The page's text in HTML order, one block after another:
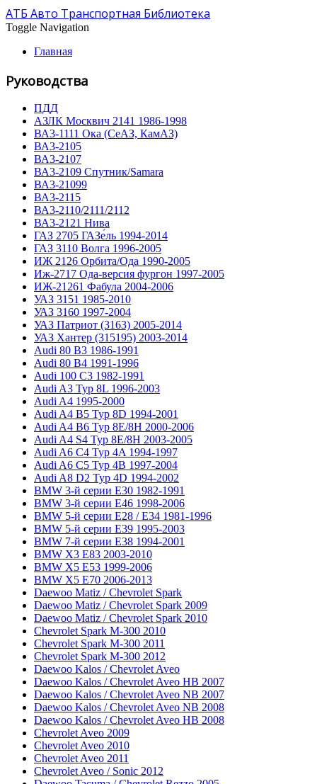
АТБ Авто Транспортная Библиотека
Toggle Navigation
Главная
Руководства
ПДД
АЗЛК Москвич 2141 1986-1998
ВА3-1111 Ока (СеАЗ, КамАЗ)
ВА3-2105
ВА3-2107
ВА3-2109 Спутник/Samara
ВА3-21099
ВА3-2115
ВА3-2110/2111/2112
ВА3-2121 Нива
ГАЗ 2705 ГАЗе́ль 1994-2014
ГАЗ 3110 Волга 1996-2005
ИЖ 2126 Орбита/Ода 1990-2005
Иж-2717 Ода-версия фургон 1997-2005
ИЖ-21261 Фабула 2004-2006
УАЗ 3151 1985-2010
УАЗ 3160 1997-2004
УАЗ Патриот (3163) 2005-2014
УАЗ Хантер (315195) 2003-2014
Audi 80 B3 1986-1991
Audi 80 B4 1991-1996
Audi 100 C3 1982-1991
Audi A3 Typ 8L 1996-2003
Audi A4 1995-2000
Audi A4 B5 Typ 8D 1994-2001
Audi A4 B6 Typ 8E/8H 2000-2006
Audi A4 S4 Typ 8E/8H 2003-2005
Audi A6 C4 Typ 4A 1994-1997
Audi A6 C5 Typ 4B 1997-2004
Audi A8 D2 Typ 4D 1994-2002
BMW 3-й серии E30 1982-1991
BMW 3-й серии E46 1998-2006
BMW 5-й серии E28 / E34 1981-1996
BMW 5-й серии E39 1995-2003
BMW 7-й серии E38 1994-2001
BMW X3 E83 2003-2010
BMW X5 E53 1999-2006
BMW X5 E70 2006-2013
Daewoo Matiz / Chevrolet Spark
Daewoo Matiz / Chevrolet Spark 2009
Daewoo Matiz / Chevrolet Spark 2010
Chevrolet Spark M-300 2010
Chevrolet Spark M-300 2011
Chevrolet Spark M-300 2012
Daewoo Kalos / Chevrolet Aveo
Daewoo Kalos / Chevrolet Aveo HB 2007
Daewoo Kalos / Chevrolet Aveo NB 2007
Daewoo Kalos / Chevrolet Aveo NB 2008
Daewoo Kalos / Chevrolet Aveo HB 2008
Chevrolet Aveo 2009
Chevrolet Aveo 2010
Chevrolet Aveo 2011
Chevrolet Aveo / Sonic 2012